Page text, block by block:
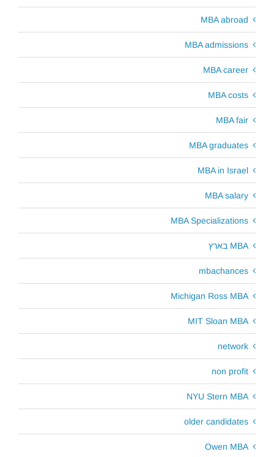
MBA abroad
MBA admissions
MBA career
MBA costs
MBA fair
MBA graduates
MBA in Israel
MBA salary
MBA Specializations
MBA בארץ
mbachances
Michigan Ross MBA
MIT Sloan MBA
network
non profit
NYU Stern MBA
older candidates
Owen MBA